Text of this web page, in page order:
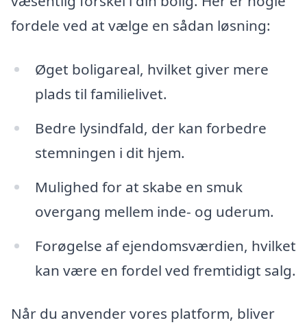
fordele ved at vælge en sådan løsning:
Øget boligareal, hvilket giver mere
plads til familielivet.
Bedre lysindfald, der kan forbedre
stemningen i dit hjem.
Mulighed for at skabe en smuk
overgang mellem inde- og uderum.
Forøgelse af ejendomsværdien, hvilket
kan være en fordel ved fremtidigt salg.
Når du anvender vores platform, bliver